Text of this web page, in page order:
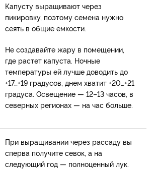
Капусту выращивают через
пикировку, поэтому семена нужно
сеять в общие емкости.
Не создавайте жару в помещении,
где растет капуста. Ночные
температуры ей лучше доводить до
+17…+19 градусов, днем хватит +20…+21
градуса. Освещение — 12–13 часов, в
северных регионах — на час больше.
При выращивании через рассаду вы
сперва получите севок, а на
следующий год — полноценный лук.